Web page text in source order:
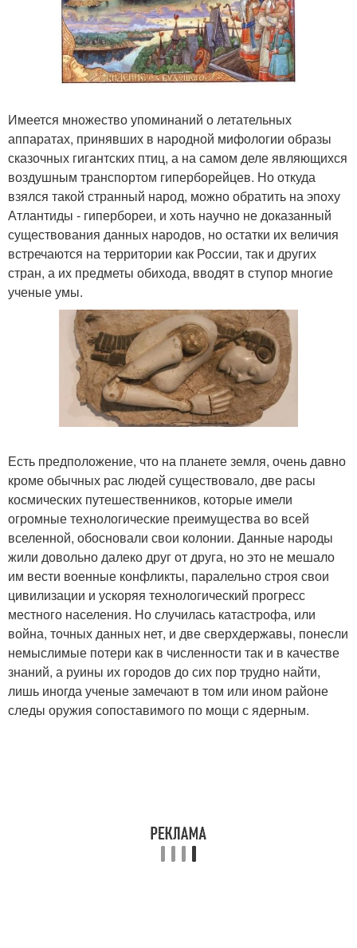
Имеется множество упоминаний о летательных
аппаратах, принявших в народной мифологии образы
сказочных гигантских птиц, а на самом деле являющихся
воздушным транспортом гиперборейцев. Но откуда
взялся такой странный народ, можно обратить на эпоху
Атлантиды - гипербореи, и хоть научно не доказанный
существования данных народов, но остатки их величия
встречаются на территории как России, так и других
стран, а их предметы обихода, вводят в ступор многие
ученые умы.
Есть предположение, что на планете земля, очень давно
кроме обычных рас людей существовало, две расы
космических путешественников, которые имели
огромные технологические преимущества во всей
вселенной, обосновали свои колонии. Данные народы
жили довольно далеко друг от друга, но это не мешало
им вести военные конфликты, паралельно строя свои
цивилизации и ускоряя технологический прогресс
местного населения. Но случилась катастрофа, или
война, точных данных нет, и две сверхдержавы, понесли
немыслимые потери как в численности так и в качестве
знаний, а руины их городов до сих пор трудно найти,
лишь иногда ученые замечают в том или ином районе
следы оружия сопоставимого по мощи с ядерным.